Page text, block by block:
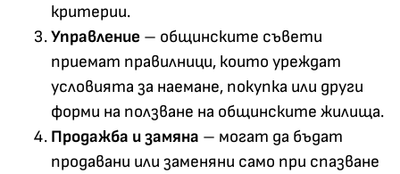
критерии.
Управление – общинските съвети
приемат правилници, които уреждат
условията за наемане, покупка или други
форми на ползване на общинските жилища.
Продажба и замяна – могат да бъдат
продавани или заменяни само при спазване